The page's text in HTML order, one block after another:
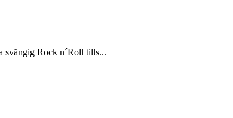
svängig Rock n´Roll tills...